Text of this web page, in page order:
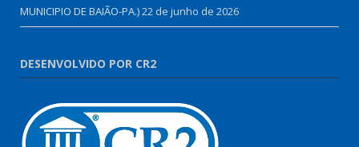
MUNICIPIO DE BAIÃO-PA.)22 de junho de 2026
DESENVOLVIDO POR CR2